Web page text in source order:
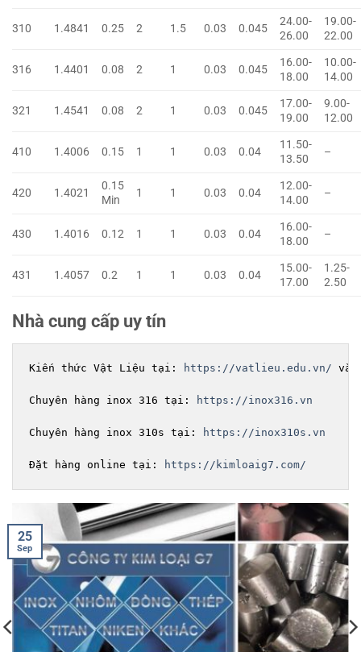
310 1.4841 0.25 2 1.5 0.03 0.045
24.00-
26.00
19.00-
22.00
316 1.4401 0.08 2 1 0.03 0.045
16.00-
18.00
10.00-
14.00
321 1.4541 0.08 2 1 0.03 0.045
17.00-
19.00
9.00-
12.00
410 1.4006 0.15 1 1 0.03 0.04
11.50-
13.50
–
420 1.4021
0.15
Min
1 1 0.03 0.04
12.00-
14.00
–
430 1.4016 0.12 1 1 0.03 0.04
16.00-
18.00
–
431 1.4057 0.2 1 1 0.03 0.04
15.00-
17.00
1.25-
2.50
Nhà cung cấp uy tín
Kiến thức Vật Liệu tại: https://vatlieu.edu.vn/ và
Chuyên hàng inox 316 tại: https://inox316.vn
Chuyên hàng inox 310s tại: https://inox310s.vn
Đặt hàng online tại: https://kimloaig7.com/
Sep